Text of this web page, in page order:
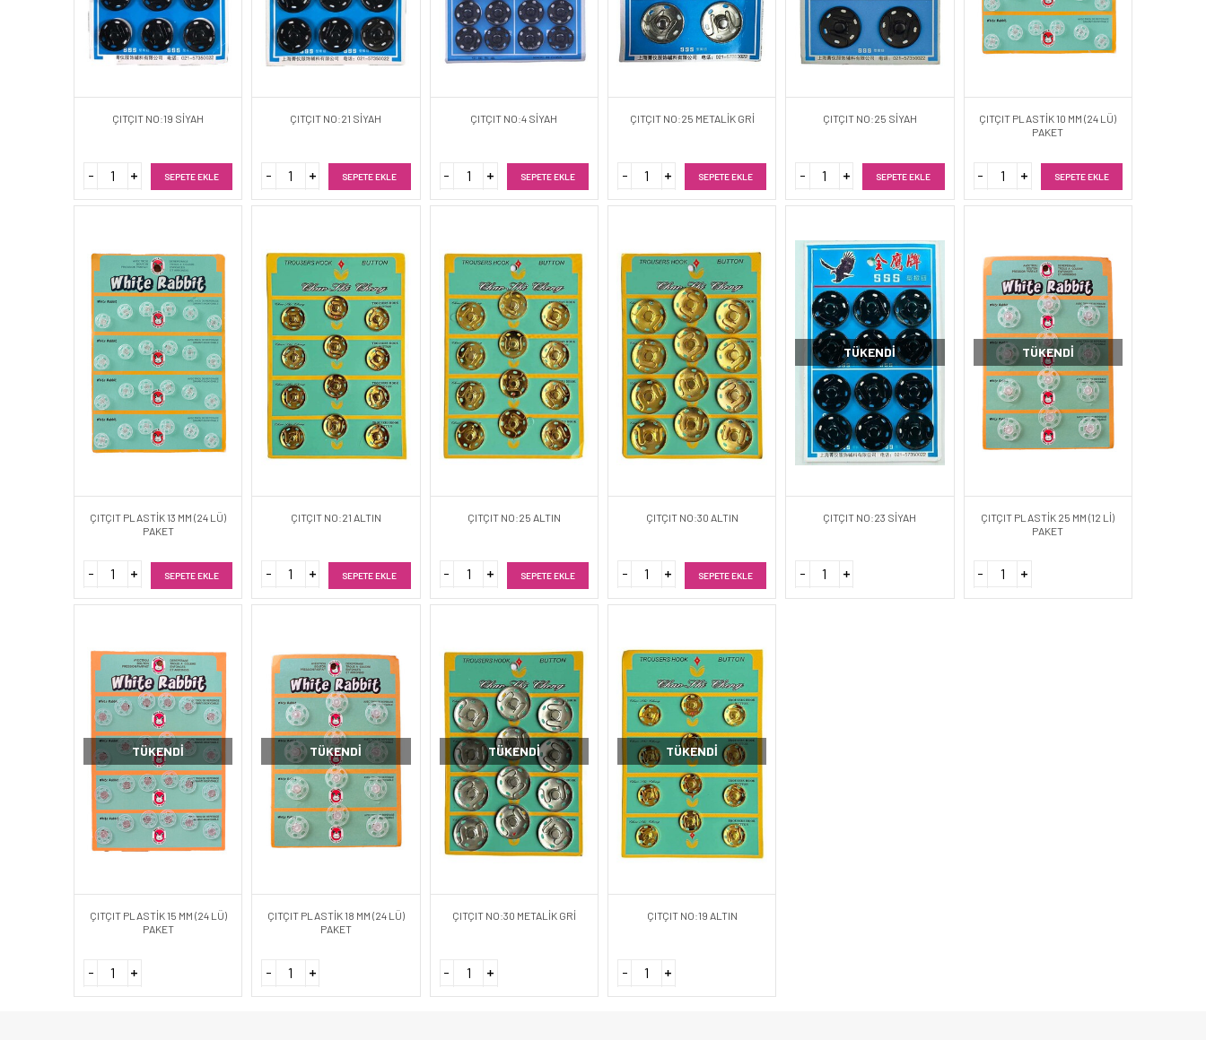
ÇITÇIT NO:19 SİYAH
SEPETE EKLE
ÇITÇIT NO:21 SİYAH
SEPETE EKLE
ÇITÇIT NO:4 SİYAH
SEPETE EKLE
ÇITÇIT NO:25 METALİK GRİ
SEPETE EKLE
ÇITÇIT NO:25 SİYAH
SEPETE EKLE
ÇITÇIT PLASTİK 10 MM (24 LÜ)
PAKET
SEPETE EKLE
ÇITÇIT PLASTİK 13 MM (24 LÜ)
PAKET
SEPETE EKLE
ÇITÇIT NO:21 ALTIN
SEPETE EKLE
ÇITÇIT NO:25 ALTIN
SEPETE EKLE
ÇITÇIT NO:30 ALTIN
SEPETE EKLE
TÜKENDI
ÇITÇIT NO:23 SİYAH
TÜKENDI
ÇITÇIT PLASTİK 25 MM (12 Lİ)
PAKET
TÜKENDI
ÇITÇIT PLASTİK 15 MM (24 LÜ)
PAKET
TÜKENDI
ÇITÇIT PLASTİK 18 MM (24 LÜ)
PAKET
TÜKENDI
ÇITÇIT NO:30 METALİK GRİ
TÜKENDI
ÇITÇIT NO:19 ALTIN